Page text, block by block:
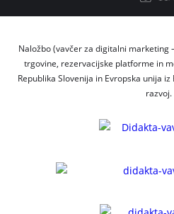
Naložbo (vavčer za digitalni marketing
trgovine, rezervacijske platforme in
Republika Slovenija in Evropska unija
razvoj.